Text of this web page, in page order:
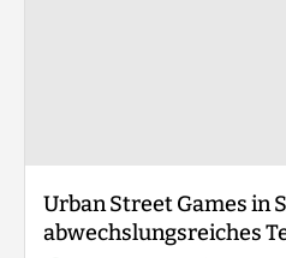
Urban Street Games in
abwechslungsreiches